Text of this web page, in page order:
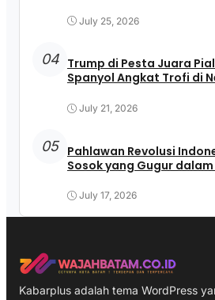
July 25, 2026
04 Trump di Pesta Juara
Spanyol Angkat Trofi di
July 21, 2026
05 Pahlawan Revolusi
Sosok yang Gugur dalam
July 17, 2026
Kabarplus adalah tema WordPress